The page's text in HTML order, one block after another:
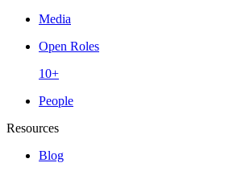
Media
Open Roles
10+
People
Resources
Blog